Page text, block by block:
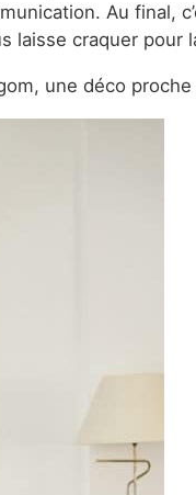
Au final,
laisse craquer pour
une déco